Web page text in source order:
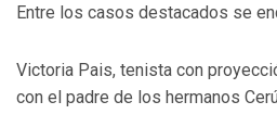
Entre los casos destacados se
Victoria Pais, tenista con
con el padre de los hermanos